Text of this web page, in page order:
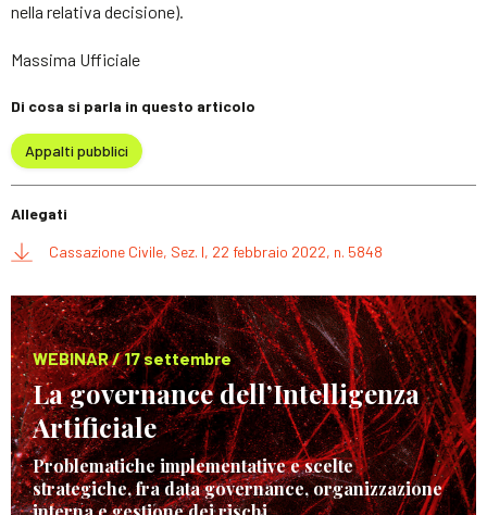
nella relativa decisione).
Massima Ufficiale
Di cosa si parla in questo articolo
Appalti pubblici
Allegati
Cassazione Civile, Sez. I, 22 febbraio 2022, n. 5848
WEBINAR / 17 settembre
La governance dell’Intelligenza
Artificiale
Problematiche implementative e scelte
strategiche, fra data governance, organizzazione